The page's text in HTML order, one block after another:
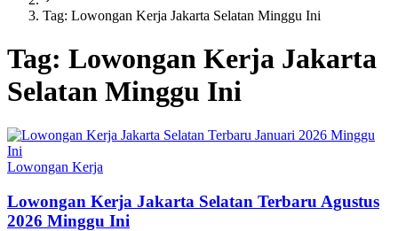
Tag: Lowongan Kerja Jakarta Selatan Minggu Ini
Tag: Lowongan Kerja Jakarta
Selatan Minggu Ini
Lowongan Kerja
Lowongan Kerja Jakarta Selatan Terbaru Agustus
2026 Minggu Ini